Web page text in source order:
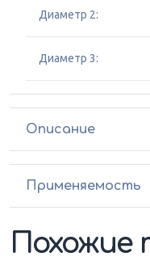
Диаметр 2:
Диаметр 3:
Описание
Применяемость
Похожие